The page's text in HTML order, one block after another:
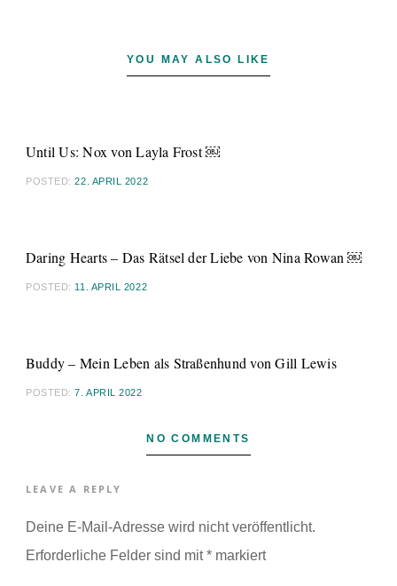
YOU MAY ALSO LIKE
Until Us: Nox von Layla Frost ￼
POSTED:22. APRIL 2022
Daring Hearts – Das Rätsel der Liebe von Nina Rowan ￼
POSTED: 11. APRIL 2022
Buddy – Mein Leben als Straßenhund von Gill Lewis
POSTED:7. APRIL 2022
NO COMMENTS
LEAVE A REPLY
Deine E-Mail-Adresse wird nicht veröffentlicht.
Erforderliche Felder sind mit* markiert